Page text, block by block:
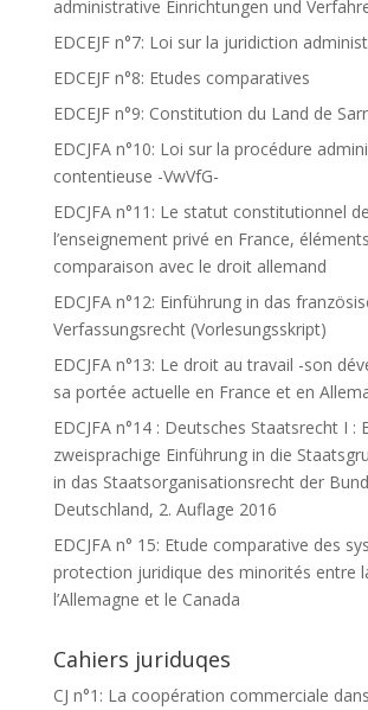
administrative Einrichtungen und
EDCEJF n°7: Loi sur la juridiction
EDCEJF n°8: Etudes comparatives
EDCEJF n°9: Constitution du Land de
EDCJFA n°10: Loi sur la procédure
contentieuse -VwVfG-
EDCJFA n°11: Le statut constitutionnel de
l’enseignement privé en France,
comparaison avec le droit allemand
EDCJFA n°12: Einführung in das
Verfassungsrecht (Vorlesungsskript)
EDCJFA n°13: Le droit au travail -son
sa portée actuelle en France et en
EDCJFA n°14 : Deutsches Staatsrecht I :
zweisprachige Einführung in die
in das Staatsorganisationsrecht der
Deutschland, 2. Auflage 2016
EDCJFA n° 15: Etude comparative des
protection juridique des minorités entre
l’Allemagne et le Canada
Cahiers juriduqes
CJ n°1: La coopération commerciale